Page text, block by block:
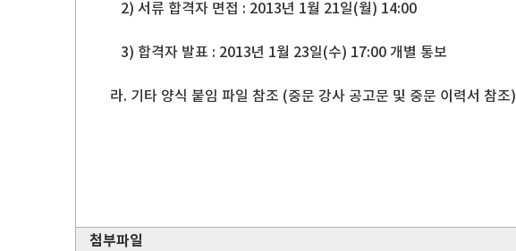
2) 서류 합격자 면접 : 2013년 1월 21일(월) 14:00
3) 합격자 발표 : 2013년 1월 23일(수) 17:00 개별 통보
라. 기타 양식 붙임 파일 참조 (중문 강사 공고문 및 중문 이력서 참조)
첨부파일